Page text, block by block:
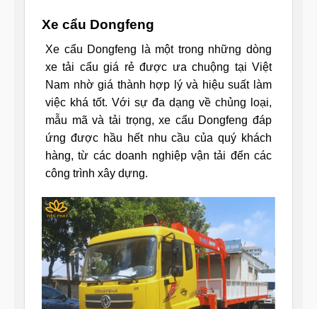
Xe cẩu Dongfeng
Xe cẩu Dongfeng là một trong những dòng
xe tải cẩu giá rẻ được ưa chuộng tại Việt
Nam nhờ giá thành hợp lý và hiệu suất làm
việc khá tốt. Với sự đa dạng về chủng loại,
mẫu mã và tải trọng, xe cẩu Dongfeng đáp
ứng được hầu hết nhu cầu của quý khách
hàng, từ các doanh nghiệp vận tải đến các
công trình xây dựng.